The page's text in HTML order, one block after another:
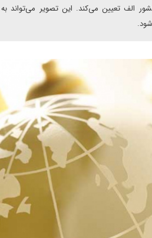
الف تعیین می‌کند. این تصویر می‌تواند